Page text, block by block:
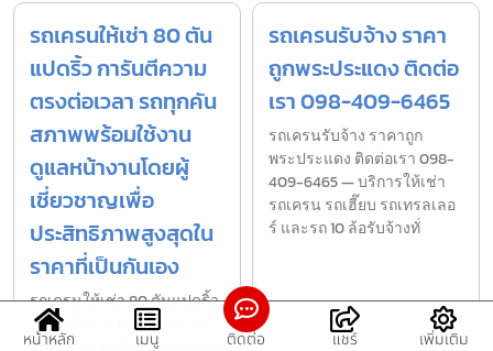
รถเครนให้เช่า 80 ตัน
แปดริ้ว การันตีความ
ตรงต่อเวลา รถทุกคัน
สภาพพร้อมใช้งาน
ดูแลหน้างานโดยผู้
เชี่ยวชาญเพื่อ
ประสิทธิภาพสูงสุดใน
ราคาที่เป็นกันเอง
รถเครนให้เช่า 80 ตันแปดริ้ว
การันตีความตรงต่อเวลา รถ
รถเครนรับจ้าง ราคา
ถูกพระประแดง ติดต่อ
เรา 098-409-6465
รถเครนรับจ้าง ราคาถูก
พระประแดง ติดต่อเรา 098-
409-6465 — บริการให้เช่า
รถเครน รถเฮี๊ยบ รถเทรลเลอ
ร์ และรถ 10 ล้อรับจ้างทั่
หน้าหลัก เมนู ติดต่อ แชร์ เพิ่มเติม